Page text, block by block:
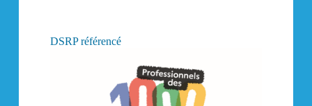
DSRP référencé